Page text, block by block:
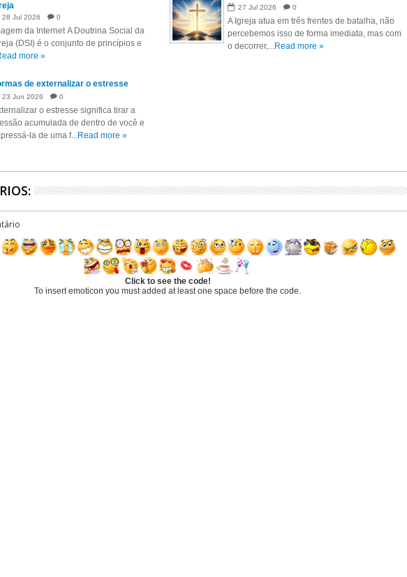
28 Jul 2026 0
da Internet A Doutrina Social da
(DSI) é o conjunto de princípios e
more »
27 Jul 2026 0
A Igreja atua em três frentes de batalha, não
percebemos isso de forma imediata, mas com
o decorrer,...Read more »
de externalizar o estresse
23 Jun 2026 0
o estresse significa tirar a
acumulada de dentro de você e
la de uma f...Read more »
Click to see the code!
To insert emoticon you must added at least one space before the code.